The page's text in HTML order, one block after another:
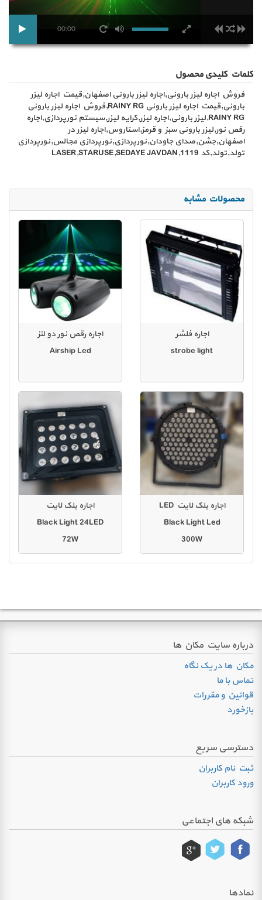
00:00
کلمات کلیدی محصول
فروش اجاره لیزر بارونی,اجاره لیزر بارونی اصفهان,قیمت اجاره لیزر
بارونی,قیمت اجاره لیزر بارونی RAINY RG,فروش اجاره لیزر بارونی
RAINY RG,لیزر بارونی,اجاره لیزر,کرایه لیزر,سیستم نورپردازی,اجاره
رقص نور,لیزر بارونی سبز و قرمز,استاروس,اجاره لیزر در
اصفهان,جشن,صدای جاودان,نورپردازی,نورپردازی مجالس,نورپردازی
تولد,تولد,کد 1119,LASER,STARUSE,SEDAYE JAVDAN
محصولات مشابه
اجاره فلشر
strobe light
اجاره رقص نور دو لنز
Airship Led
اجاره بلک لایت LED
Black Light Led
300W
اجاره بلک لایت
Black Light 24LED
72W
درباره سایت مکان ها
مکان ها در یک نگاه
تماس با ما
قوانین و مقررات
بازخورد
دسترسی سریع
ثبت نام کاربران
ورود کاربران
شبکه های اجتماعی
نمادها